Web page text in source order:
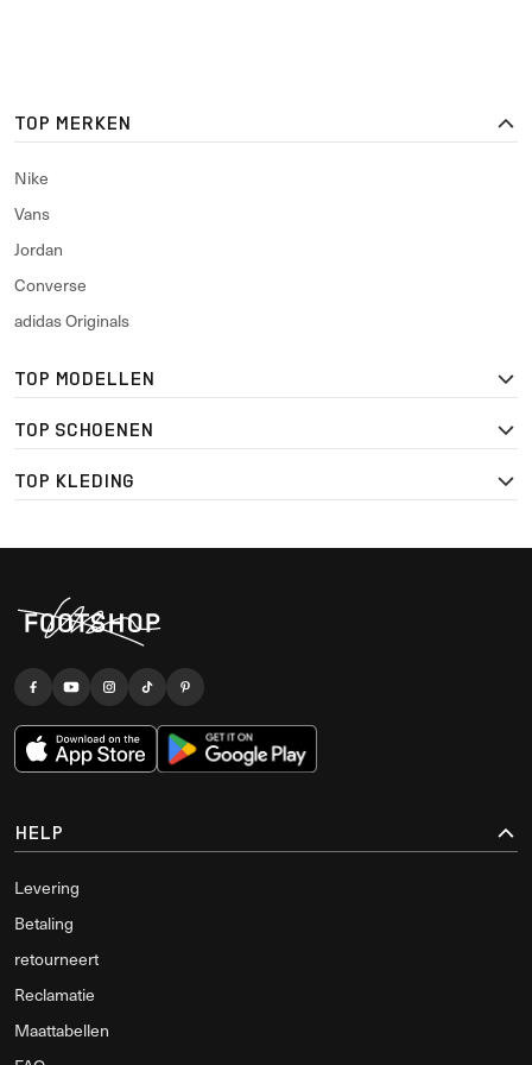
TOP MERKEN
Nike
Vans
Jordan
Converse
adidas Originals
TOP MODELLEN
TOP SCHOENEN
TOP KLEDING
HELP
Levering
Betaling
retourneert
Reclamatie
Maattabellen